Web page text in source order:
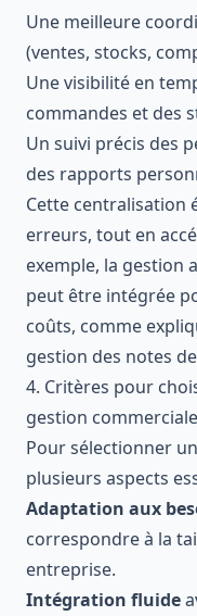
Une meilleure
(ventes, stocks,
Une visibilité en
commandes et des
Un suivi précis des
des rapports
Cette centralisation
erreurs, tout en
exemple, la gestion
peut être intégrée
coûts, comme
gestion des notes
4. Critères pour
gestion commerciale
Pour sélectionner
plusieurs aspects
Adaptation aux
correspondre à la
entreprise.
Intégration fluide